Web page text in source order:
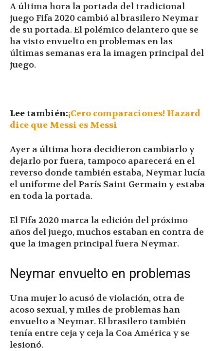
A última hora la portada del tradicional
juego Fifa 2020 cambió al brasilero Neymar
de su portada. El polémico delantero que se
ha visto envuelto en problemas en las
últimas semanas era la imagen principal del
juego.
Lee también:¡Cero comparaciones! Hazard
dice que Messi es Messi
Ayer a última hora decidieron cambiarlo y
dejarlo por fuera, tampoco aparecerá en el
reverso donde también estaba, Neymar lucía
el uniforme del París Saint Germain y estaba
en toda la portada.
El Fifa 2020 marca la edición del próximo
años del juego, muchos estaban en contra de
que la imagen principal fuera Neymar.
Neymar envuelto en problemas
Una mujer lo acusó de violación, otra de
acoso sexual, y miles de problemas han
envuelto a Neymar. El brasilero también
tenía entre ceja y ceja la Coa América y se
lesionó.